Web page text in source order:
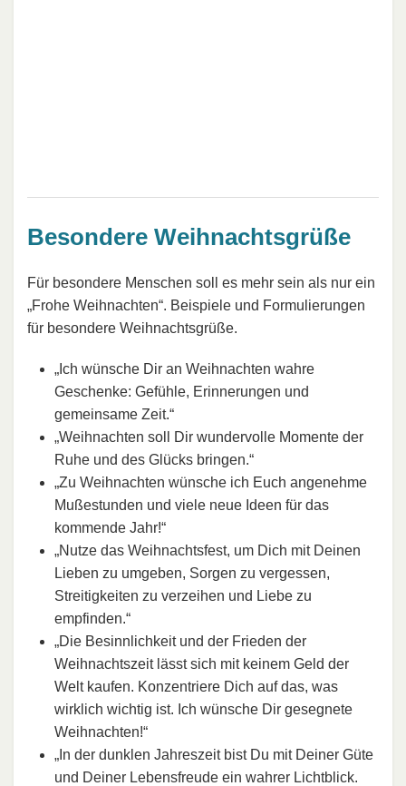
Besondere Weihnachtsgrüße
Für besondere Menschen soll es mehr sein als nur ein
„Frohe Weihnachten“. Beispiele und Formulierungen
für besondere Weihnachtsgrüße.
„Ich wünsche Dir an Weihnachten wahre
Geschenke: Gefühle, Erinnerungen und
gemeinsame Zeit.“
„Weihnachten soll Dir wundervolle Momente der
Ruhe und des Glücks bringen.“
„Zu Weihnachten wünsche ich Euch angenehme
Mußestunden und viele neue Ideen für das
kommende Jahr!“
„Nutze das Weihnachtsfest, um Dich mit Deinen
Lieben zu umgeben, Sorgen zu vergessen,
Streitigkeiten zu verzeihen und Liebe zu
empfinden.“
„Die Besinnlichkeit und der Frieden der
Weihnachtszeit lässt sich mit keinem Geld der
Welt kaufen. Konzentriere Dich auf das, was
wirklich wichtig ist. Ich wünsche Dir gesegnete
Weihnachten!“
„In der dunklen Jahreszeit bist Du mit Deiner Güte
und Deiner Lebensfreude ein wahrer Lichtblick.